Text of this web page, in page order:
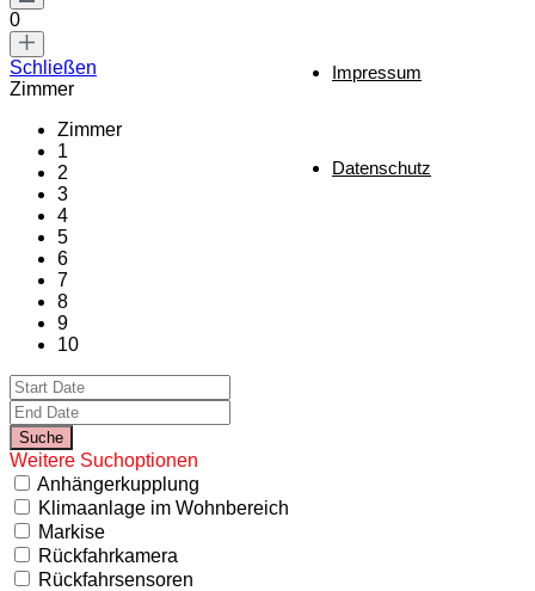
Impressum
Datenschutz
0
Schließen
Zimmer
Zimmer
1
2
3
4
5
6
7
8
9
10
Weitere Suchoptionen
Anhängerkupplung
Klimaanlage im Wohnbereich
Markise
Rückfahrkamera
Rückfahrsensoren